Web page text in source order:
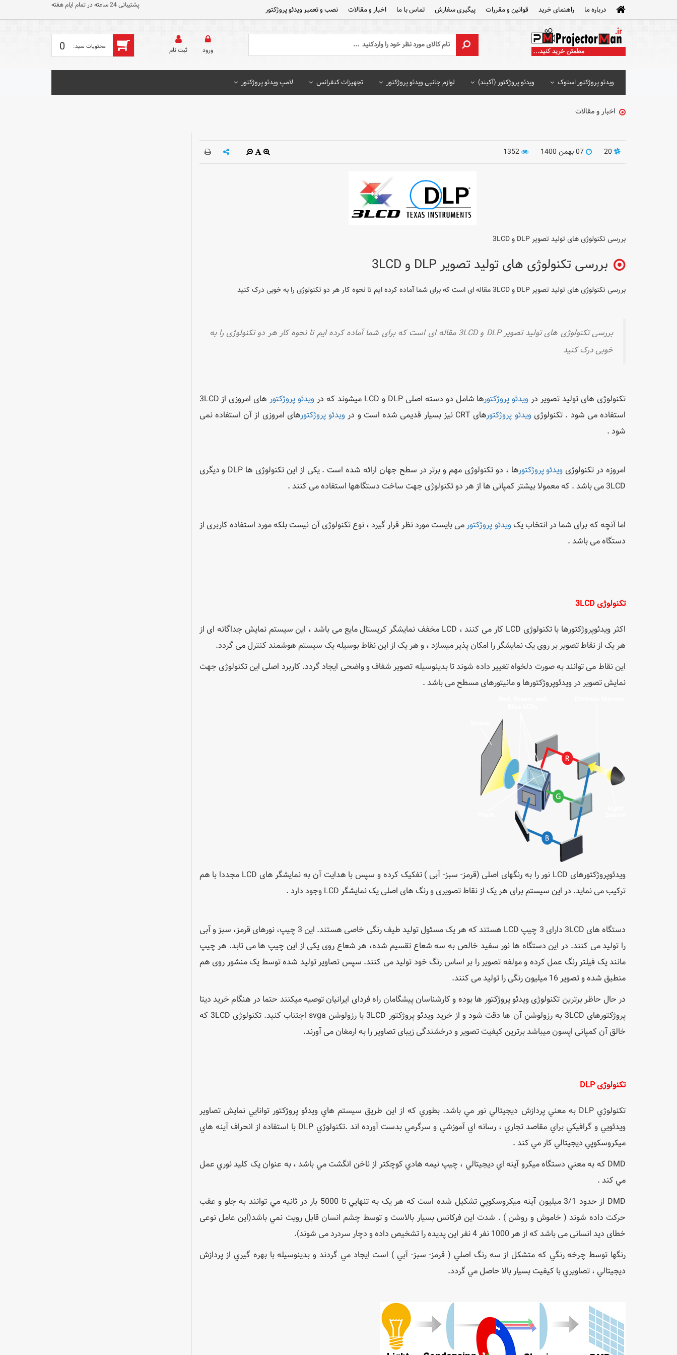
درباره ما راهنمای خرید قوانین و مقررات پیگیری سفارش تماس با ما اخبار و مقالات نصب و تعمیر ویدئو پروژکتور پشتیبانی 24 ساعته در تمام ایام هفته
0 ورود ثبت‌ نام
ویدئو پروژکتور استوک ویدئو پروژکتور (آکبند) لوازم جانبی ویدئو پروژکتور تجهیزات کنفرانس لامپ ویدئو پروژکتور
اخبار و مقالات
20 07 بهمن 1400 1352
بررسی تکنولوژی های تولید تصویر DLP و 3LCD
بررسی تکنولوژی های تولید تصویر DLP و 3LCD
بررسی تکنولوژی های تولید تصویر DLP و 3LCD مقاله ای است که برای شما آماده کرده ایم تا نحوه کار هر دو تکنولوژی را به خوبی درک کنید
بررسی تکنولوژی های تولید تصویر DLP و 3LCD مقاله ای است که برای شما آماده کرده ایم تا نحوه کار هر دو تکنولوژی را به
خوبی درک کنید
تکنولوژی های تولید تصویر درویدئو پروژکتورها شامل دو دسته اصلی DLP و LCD میشوند که در ویدئو پروژکتور
های امروزی از 3LCD
استفاده می شود . تکنولوژیویدئو پروژکتورهای CRT نیز بسیار قدیمی شده است و در ویدئو پروژکتورهای امروزی از آن استفاده نمی
شود .
امروزه در تکنولوژی ویدئو پروژکتور
ها ، دو تکنولوژی مهم و برتر در سطح جهان ارائه شده است . یکی از این تکنولوژی ها DLP و دیگری
3LCD می باشد . که معمولا بیشتر کمپانی ها از هر دو تکنولوژی جهت ساخت دستگاهها استفاده می کنند .
اما آنچه که برای شما در انتخاب یکویدئو پروژکتورمی بایست مورد نظر قرار گیرد ، نوع تکنولوژی آن نیست بلکه مورد استفاده کاربری از
دستگاه می باشد .
تکنولوژی 3LCD
اکثر ویدئوپروژکتورها با تکنولوژی LCD کار می کنند ، LCD مخفف نمایشگر کریستال مایع می باشد ، این سیستم نمایش جداگانه ای از
هر یک از نقاط تصویر بر روی یک نمایشگر را امکان پذیر میسازد ، و هر یک از این نقاط بوسیله یک سیستم هوشمند کنترل می گردد.
این نقاط می توانند به صورت دلخواه تغییر داده شوند تا بدینوسیله تصویر شفاف و واضحی ایجاد گردد. کاربرد اصلی این تکنولوژی جهت
نمایش تصویر در ویدئوپروژکتورها و مانیتورهای مسطح می باشد .
ویدئوپروژکتورهای LCD نور را به رنگهای اصلی (قرمز- سبز- آبی ) تفکیک کرده و سپس با هدایت آن به نمایشگر های LCD مجددا با هم
ترکیب می نماید. در این سیستم برای هر یک از نقاط تصویری و رنگ های اصلی یک نمایشگر LCD وجود دارد .
دستگاه های 3LCD دارای 3 چیپ LCD هستند که هر یک مسئول تولید طیف رنگی خاصی هستند. این 3 چیپ، نورهای قرمز، سبز و آبی
را تولید می کنند. در این دستگاه ها نور سفید خالص به سه شعاع تقسیم شده، هر شعاع روی یکی از این چیپ ها می تابد. هر چیپ
مانند یک فیلتر رنگ عمل کرده و مولفه تصویر را بر اساس رنگ خود تولید می کنند. سپس تصاویر تولید شده توسط یک منشور روی هم
منطبق شده و تصویر 16 میلیون رنگی را تولید می کنند.
در حال حاظر برترین تکنولوژی ویدئو پروژکتور ها بوده و کارشناسان پیشگامان راه فردای ایرانیان توصیه میکنند حتما در هنگام خرید دیتا
پروژکتورهای 3LCD به رزولوشن آن ها دقت شود و از خرید ویدئو پروژکتور 3LCD با رزولوشن svga اجتناب کنید. تکنولوژی 3LCD که
خالق آن کمپانی اپسون میباشد برترین کیفیت تصویر و درخشندگی زیبای تصاویر را به ارمغان می آورند.
تکنولوژیDLP
تکنولوژي DLP به معني پردازش ديجيتالي نور مي باشد. بطوري که از اين طريق سيستم هاي ویدئو پروژکتور توانايي نمايش تصاوير
ويدئويي و گرافيکي براي مقاصد تجاري ، رسانه اي آموزشي و سرگرمي بدست آورده اند .
تکنولوژي DLP با استفاده از انحراف آينه هاي
ميکروسکوپي ديجيتالي کار مي کند .
DMD که به معني دستگاه ميکرو آينه اي ديجيتالي ، چيپ نيمه هادي کوچکتر از ناخن انگشت مي باشد ، به عنوان يک کليد نوري عمل
مي کند .
DMD از حدود 3/1 ميليون آينه ميکروسکوپي تشکيل شده است که هر يک به تنهايي تا 5000 بار در ثانيه مي توانند به جلو و عقب
حرکت داده شوند ( خاموش و روشن ) . شدت این فرکانس بسيار بالاست و توسط چشم انسان قابل رويت نمي باشد(این عامل نوعی
خطای دید انسانی می باشد که از هر 1000 نفر 4 نفر این پدیده را تشخیص داده و دچار سردرد می شوند).
رنگها توسط چرخه رنگي که متشکل از سه رنگ اصلي ( قرمز- سبز- آبي ) است ايجاد مي گردند و بدينوسيله با بهره گيري از پردازش
ديجيتالي ، تصاويري با کيفيت بسيار بالا حاصل مي گردد.